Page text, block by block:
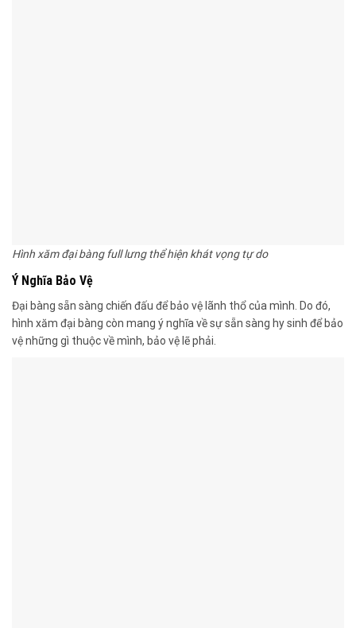
Hình xăm đại bàng full lưng thể hiện khát vọng tự do
Ý Nghĩa Bảo Vệ
Đại bàng sẵn sàng chiến đấu để bảo vệ lãnh thổ của mình. Do đó,
hình xăm đại bàng còn mang ý nghĩa về sự sẵn sàng hy sinh để bảo
vệ những gì thuộc về mình, bảo vệ lẽ phải.